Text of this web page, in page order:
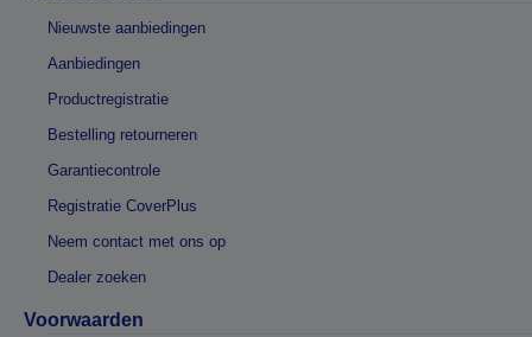
Nieuwste aanbiedingen
Aanbiedingen
Productregistratie
Bestelling retourneren
Garantiecontrole
Registratie CoverPlus
Neem contact met ons op
Dealer zoeken
Voorwaarden